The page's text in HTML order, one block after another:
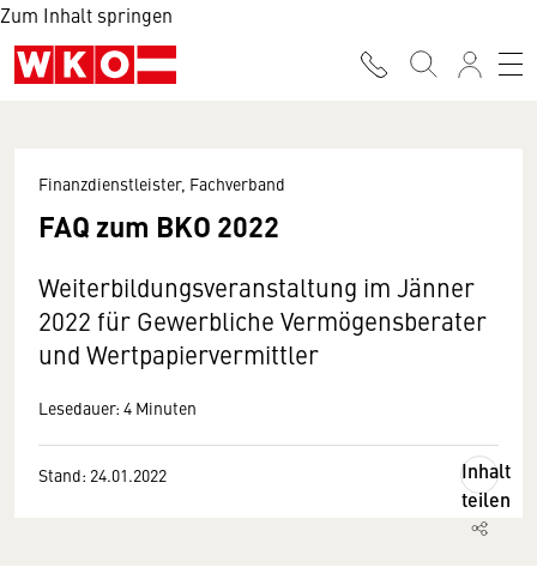
Zum Inhalt springen
Finanzdienstleister, Fachverband
FAQ zum BKO 2022
Weiterbildungsveranstaltung im Jänner
2022 für Gewerbliche Vermögensberater
und Wertpapiervermittler
Lesedauer: 4 Minuten
Stand: 24.01.2022
Inhalt
teilen